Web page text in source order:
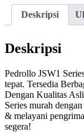
Deskripsi
Deskripsi
Pedrollo JSW1
tepat. Tersedia
Dengan Kualitas
Series murah
& melayani
segera!